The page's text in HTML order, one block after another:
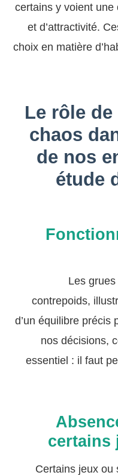
certains y voient une
et d’attractivité.
choix en matière
Le rôle
chaos
de nos
étude
Les
contrepoids,
d’un équilibre précis
nos décisions,
essentiel : il faut
certains
Certains jeux ou